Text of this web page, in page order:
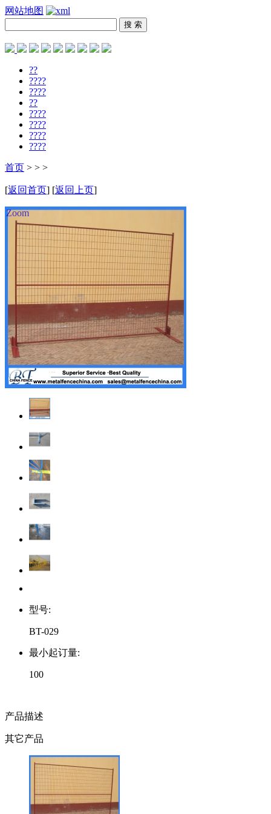
网站地图
??
????
????
??
????
????
????
????
首页 > > >
[返回首页] [返回上页]
Zoom
型号:
BT-029
最小起订量:
100
产品描述
其它产品